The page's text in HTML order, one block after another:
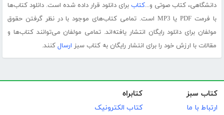
دانشگاهی، کتاب صوتی و...کتاب برای دانلود قرار داده شده است. دانلود کتاب‌ها
با فرمت PDF یا MP3 است. تمامی کتاب‌های موجود با در نظر گرفتن حقوق
مولفان برای دانلود رایگان انتشار یافته‌اند. تمامی مولفان می‌توانند کتاب‌ها و
مقالات با ارزش خود را برای انتشار رایگان به کتاب سبز ارسال کنند.
کتاب سبز
ارتباط با ما
کتابراه
کتاب الکترونیک